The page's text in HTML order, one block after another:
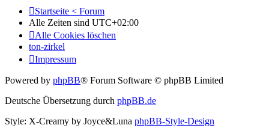
Startseite < Forum
Alle Zeiten sind UTC+02:00
Alle Cookies löschen
ton-zirkel
Impressum
Powered by phpBB® Forum Software © phpBB Limited
Deutsche Übersetzung durch phpBB.de
Style: X-Creamy by Joyce&Luna phpBB-Style-Design